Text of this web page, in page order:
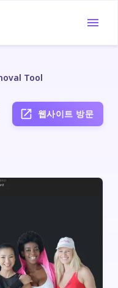
Tool
웹사이트 방문